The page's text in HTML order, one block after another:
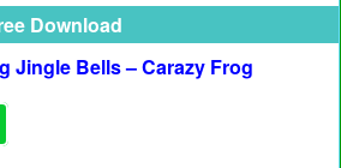
Download
Jingle Bells – Carazy Frog